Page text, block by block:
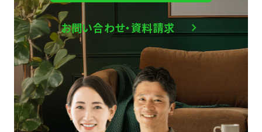
お問い合わせ・資料請求